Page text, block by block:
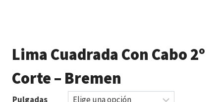
Lima Cuadrada Con Cabo 2º
Corte – Bremen
Pulgadas